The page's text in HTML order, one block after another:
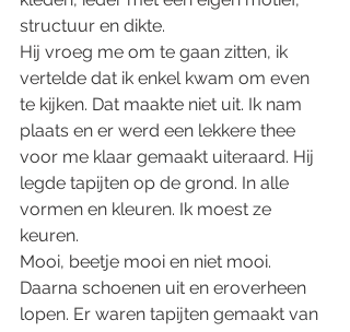
structuur en dikte.
Hij vroeg me om te gaan zitten, ik
vertelde dat ik enkel kwam om even
te kijken. Dat maakte niet uit. Ik nam
plaats en er werd een lekkere thee
voor me klaar gemaakt uiteraard. Hij
legde tapijten op de grond. In alle
vormen en kleuren. Ik moest ze
keuren.
Mooi, beetje mooi en niet mooi.
Daarna schoenen uit en eroverheen
lopen. Er waren tapijten gemaakt van